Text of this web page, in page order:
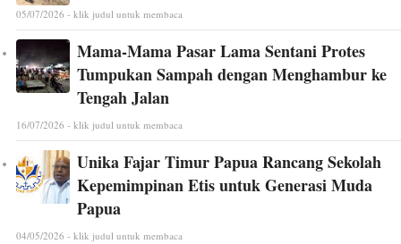
05/07/2026 - klik judul untuk membaca
Mama-Mama Pasar Lama Sentani Protes
Tumpukan Sampah dengan Menghambur ke
Tengah Jalan
16/07/2026 - klik judul untuk membaca
Unika Fajar Timur Papua Rancang Sekolah
Kepemimpinan Etis untuk Generasi Muda
Papua
04/05/2026 - klik judul untuk membaca